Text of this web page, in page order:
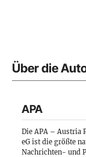
Über die
APA
Die APA – Austria
eG ist die größte
Nachrichten- und